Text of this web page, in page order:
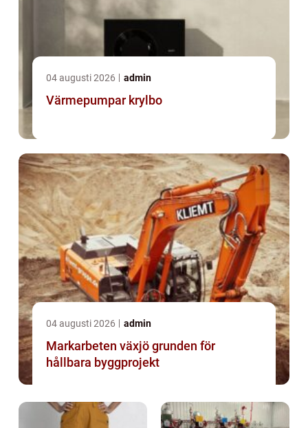
04 augusti 2026 admin
Värmepumpar krylbo
04 augusti 2026 admin
Markarbeten växjö grunden för
hållbara byggprojekt